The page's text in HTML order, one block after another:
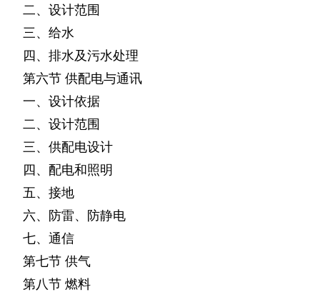
二、设计范围
三、给水
四、排水及污水处理
第六节 供配电与通讯
一、设计依据
二、设计范围
三、供配电设计
四、配电和照明
五、接地
六、防雷、防静电
七、通信
第七节 供气
第八节 燃料